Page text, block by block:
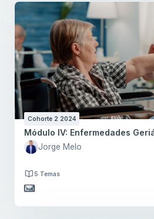
Cohorte 2 2024
Módulo IV: Enfermedades
Jorge Melo
5 Temas